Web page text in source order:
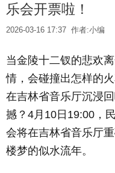
乐会开票啦！
2026-03-16 17:37 作者:小编
当金陵十二钗的悲欢
情，会碰撞出怎样的
在吉林省音乐厅沉浸
撼？4月10日19:00，
会将在吉林省音乐厅
楼梦的似水流年。